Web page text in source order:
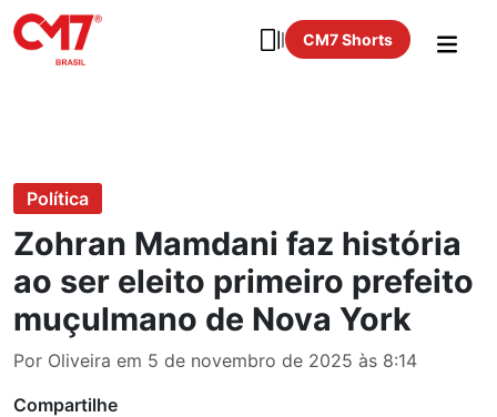
CM7 Shorts
Política
Zohran Mamdani faz história
ao ser eleito primeiro prefeito
muçulmano de Nova York
Por Oliveira em 5 de novembro de 2025 às 8:14
Compartilhe